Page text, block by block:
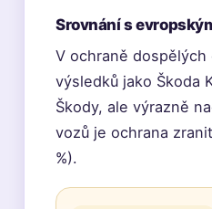
Srovnání s
V ochraně
výsledků jako Škoda
Škody, ale výrazně
vozů je ochrana
%).